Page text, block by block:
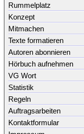
Rummelplatz
Konzept
Mitmachen
Texte formatieren
Autoren abonnieren
Hörbuch aufnehmen
VG Wort
Statistik
Regeln
Auftragsarbeiten
Kontaktformular